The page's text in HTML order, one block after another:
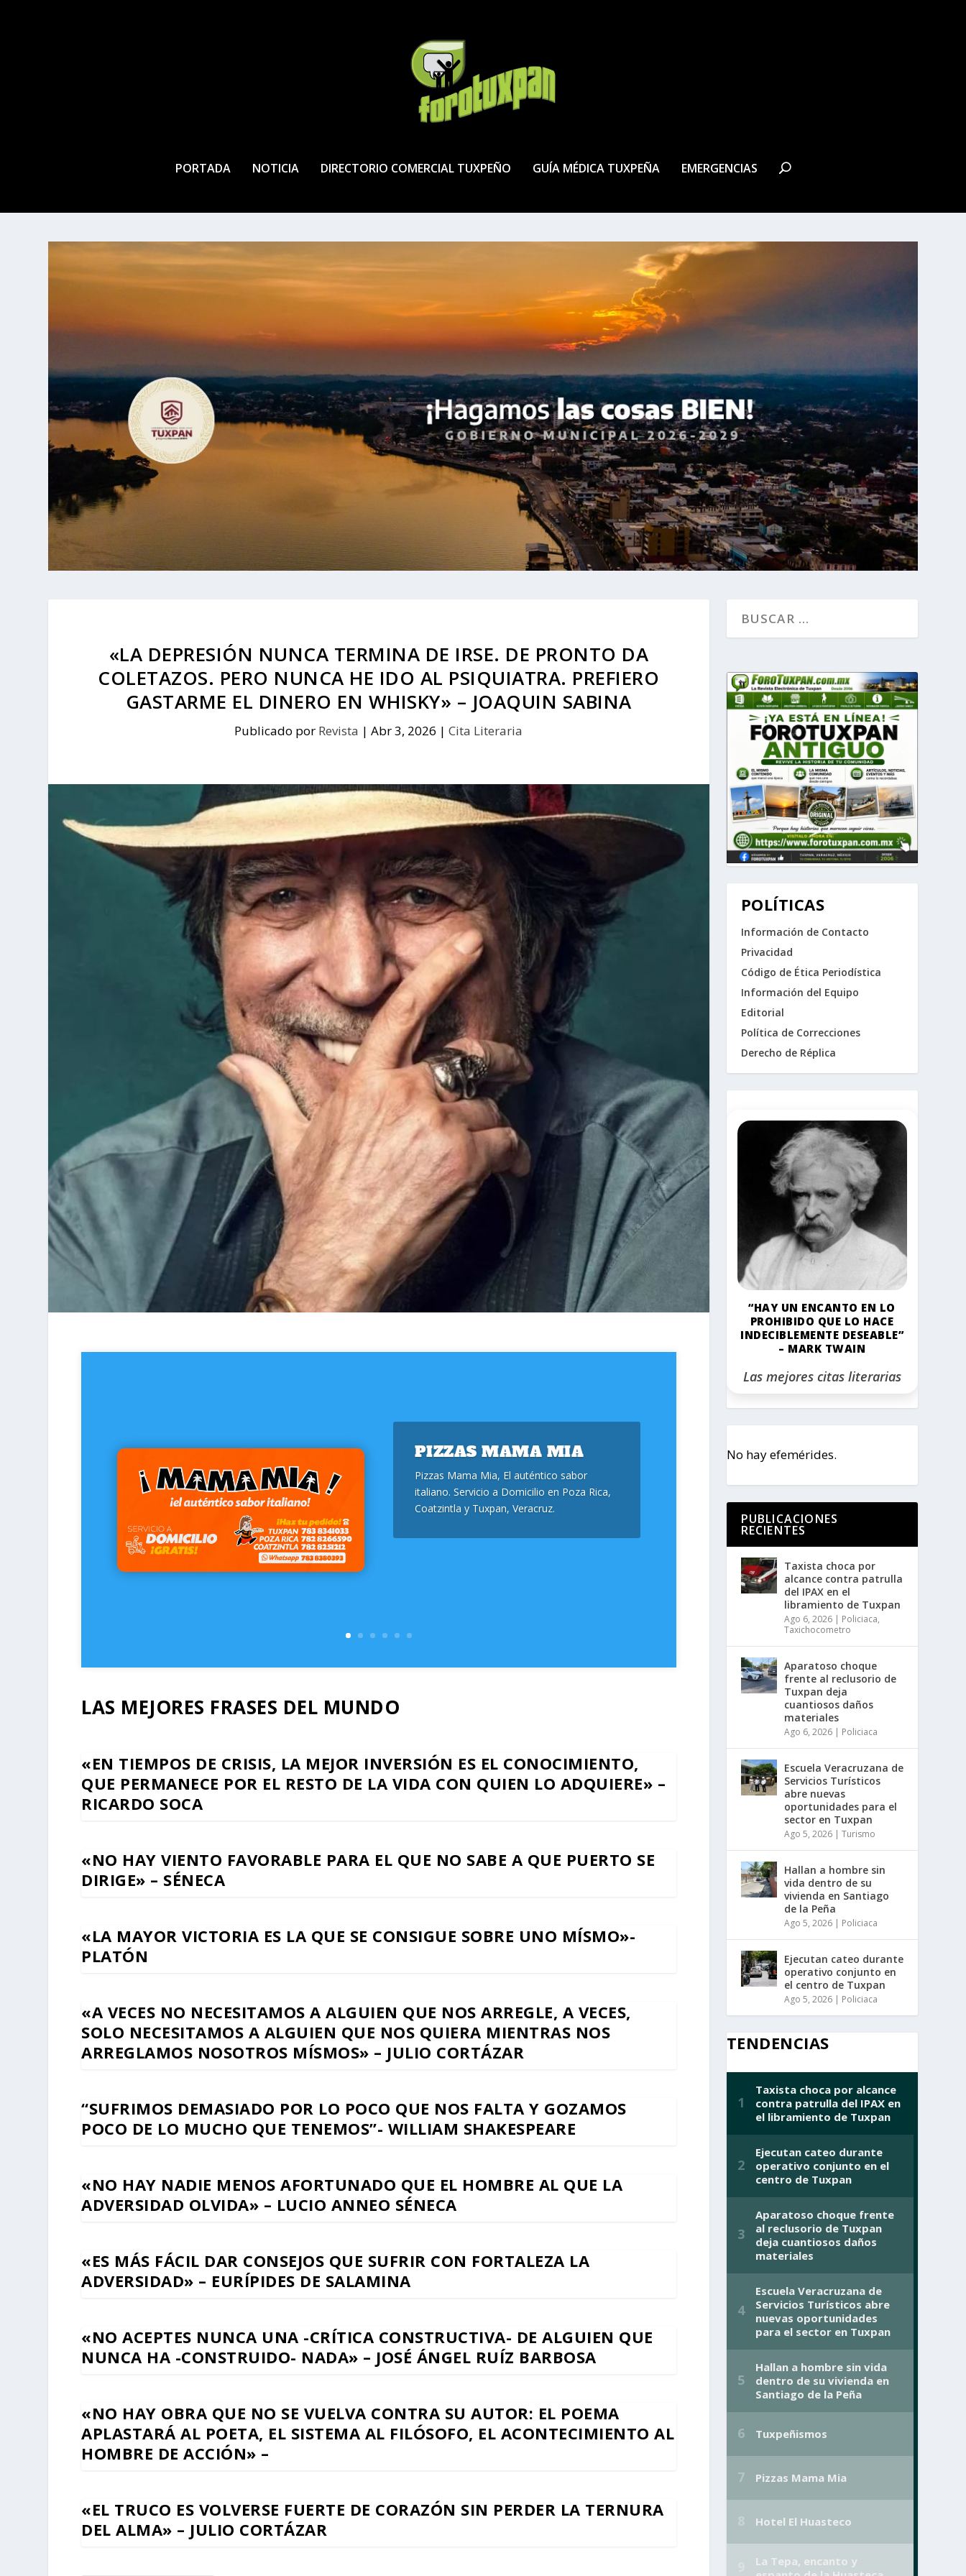
PORTADA NOTICIA DIRECTORIO COMERCIAL TUXPEÑO GUÍA MÉDICA TUXPEÑA EMERGENCIAS
«LA DEPRESIÓN NUNCA TERMINA DE IRSE. DE PRONTO DA
COLETAZOS. PERO NUNCA HE IDO AL PSIQUIATRA. PREFIERO
GASTARME EL DINERO EN WHISKY» – JOAQUIN SABINA
Publicado por Revista |Abr 3, 2026 |Cita Literaria
PIZZAS MAMA MIA
Pizzas Mama Mia, El auténtico sabor
italiano. Servicio a Domicilio en Poza Rica,
Coatzintla y Tuxpan, Veracruz.
LAS MEJORES FRASES DEL MUNDO
«EN TIEMPOS DE CRISIS, LA MEJOR INVERSIÓN ES EL CONOCIMIENTO,
QUE PERMANECE POR EL RESTO DE LA VIDA CON QUIEN LO ADQUIERE» –
RICARDO SOCA
«NO HAY VIENTO FAVORABLE PARA EL QUE NO SABE A QUE PUERTO SE
DIRIGE» – SÉNECA
«LA MAYOR VICTORIA ES LA QUE SE CONSIGUE SOBRE UNO MÍSMO»-
PLATÓN
«A VECES NO NECESITAMOS A ALGUIEN QUE NOS ARREGLE, A VECES,
SOLO NECESITAMOS A ALGUIEN QUE NOS QUIERA MIENTRAS NOS
ARREGLAMOS NOSOTROS MÍSMOS» – JULIO CORTÁZAR
“SUFRIMOS DEMASIADO POR LO POCO QUE NOS FALTA Y GOZAMOS
POCO DE LO MUCHO QUE TENEMOS”- WILLIAM SHAKESPEARE
«NO HAY NADIE MENOS AFORTUNADO QUE EL HOMBRE AL QUE LA
ADVERSIDAD OLVIDA» – LUCIO ANNEO SÉNECA
«ES MÁS FÁCIL DAR CONSEJOS QUE SUFRIR CON FORTALEZA LA
ADVERSIDAD» – EURÍPIDES DE SALAMINA
«NO ACEPTES NUNCA UNA -CRÍTICA CONSTRUCTIVA- DE ALGUIEN QUE
NUNCA HA -CONSTRUIDO- NADA» – JOSÉ ÁNGEL RUÍZ BARBOSA
«NO HAY OBRA QUE NO SE VUELVA CONTRA SU AUTOR: EL POEMA
APLASTARÁ AL POETA, EL SISTEMA AL FILÓSOFO, EL ACONTECIMIENTO AL
HOMBRE DE ACCIÓN» –
«EL TRUCO ES VOLVERSE FUERTE DE CORAZÓN SIN PERDER LA TERNURA
DEL ALMA» – JULIO CORTÁZAR
POLÍTICAS
Información de Contacto
Privacidad
Código de Ética Periodística
Información del Equipo
Editorial
Política de Correcciones
Derecho de Réplica
“HAY UN ENCANTO EN LO
PROHIBIDO QUE LO HACE
INDECIBLEMENTE DESEABLE”
– MARK TWAIN
Las mejores citas literarias
No hay efemérides.
PUBLICACIONES
RECIENTES
Taxista choca por
alcance contra patrulla
del IPAX en el
libramiento de Tuxpan
Ago 6, 2026| Policiaca,
Taxichocometro
Aparatoso choque
frente al reclusorio de
Tuxpan deja
cuantiosos daños
materiales
Ago 6, 2026| Policiaca
Escuela Veracruzana de
Servicios Turísticos
abre nuevas
oportunidades para el
sector en Tuxpan
Ago 5, 2026| Turismo
Hallan a hombre sin
vida dentro de su
vivienda en Santiago
de la Peña
Ago 5, 2026| Policiaca
Ejecutan cateo durante
operativo conjunto en
el centro de Tuxpan
Ago 5, 2026| Policiaca
TENDENCIAS